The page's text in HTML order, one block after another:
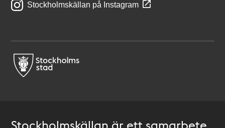
Stockholmskällan på Instagram
Stockholmskällan är ett samarbete